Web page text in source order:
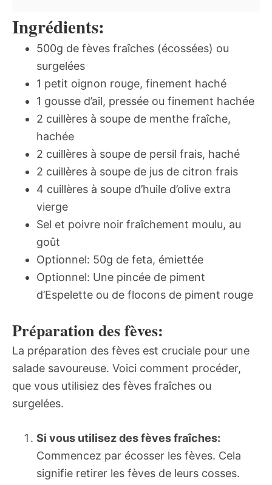
Ingrédients:
500g de fèves fraîches (écossées) ou
surgelées
1 petit oignon rouge, finement haché
1 gousse d’ail, pressée ou finement hachée
2 cuillères à soupe de menthe fraîche,
hachée
2 cuillères à soupe de persil frais, haché
2 cuillères à soupe de jus de citron frais
4 cuillères à soupe d’huile d’olive extra
vierge
Sel et poivre noir fraîchement moulu, au
goût
Optionnel: 50g de feta, émiettée
Optionnel: Une pincée de piment
d’Espelette ou de flocons de piment rouge
Préparation des fèves:
La préparation des fèves est cruciale pour une
salade savoureuse. Voici comment procéder,
que vous utilisiez des fèves fraîches ou
surgelées.
Si vous utilisez des fèves fraîches:
Commencez par écosser les fèves. Cela
signifie retirer les fèves de leurs cosses.